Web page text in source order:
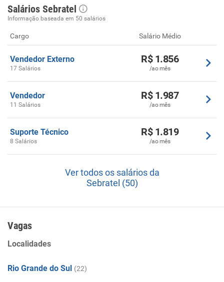
Salários Sebratel
Informação baseada em 50 salários
Cargo Salário Médio
Vendedor Externo
17 Salários
R$ 1.856
/ao mês
Vendedor
11 Salários
R$ 1.987
/ao mês
Suporte Técnico
8 Salários
R$ 1.819
/ao mês
Ver todos os salários da
Sebratel (50)
Vagas
Localidades
Rio Grande do Sul (22)